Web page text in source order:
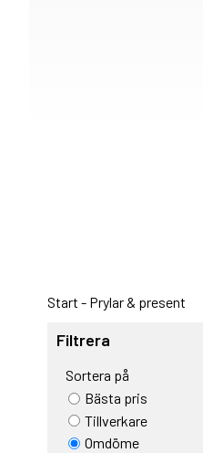
Start - Prylar & present
Filtrera
Sortera på
Bästa pris
Tillverkare
Omdöme